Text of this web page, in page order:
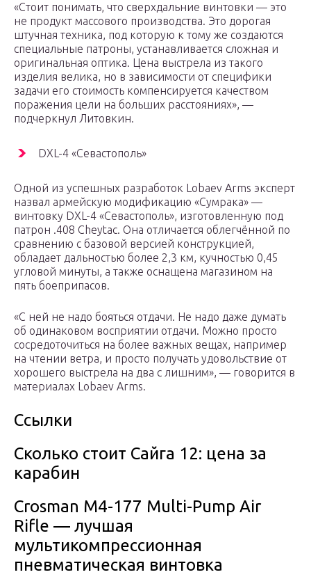
«Стоит понимать, что сверхдальние винтовки — это
не продукт массового производства. Это дорогая
штучная техника, под которую к тому же создаются
специальные патроны, устанавливается сложная и
оригинальная оптика. Цена выстрела из такого
изделия велика, но в зависимости от специфики
задачи его стоимость компенсируется качеством
поражения цели на больших расстояниях», —
подчеркнул Литовкин.
DXL-4 «Севастополь»
Одной из успешных разработок Lobaev Arms эксперт
назвал армейскую модификацию «Сумрака» —
винтовку DXL-4 «Севастополь», изготовленную под
патрон .408 Cheytac. Она отличается облегчённой по
сравнению с базовой версией конструкцией,
обладает дальностью более 2,3 км, кучностью 0,45
угловой минуты, а также оснащена магазином на
пять боеприпасов.
«C ней не надо бояться отдачи. Не надо даже думать
об одинаковом восприятии отдачи. Можно просто
сосредоточиться на более важных вещах, например
на чтении ветра, и просто получать удовольствие от
хорошего выстрела на два с лишним», — говорится в
материалах Lobaev Arms.
Ссылки
Сколько стоит Сайга 12: цена за
карабин
Crosman M4-177 Multi-Pump Air
Rifle — лучшая
мультикомпрессионная
пневматическая винтовка